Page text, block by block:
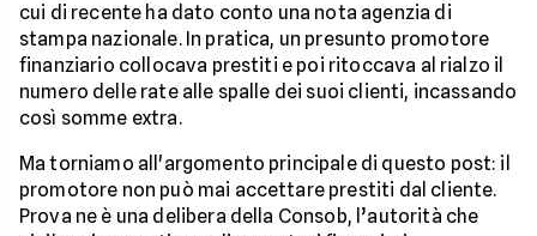
cui di recente ha dato conto una nota agenzia di
stampa nazionale. In pratica, un presunto promotore
finanziario collocava prestiti e poi ritoccava al rialzo il
numero delle rate alle spalle dei suoi clienti, incassando
così somme extra.
Ma torniamo all'argomento principale di questo post: il
promotore non può mai accettare prestiti dal cliente.
Prova ne è una delibera della Consob, l’autorità che